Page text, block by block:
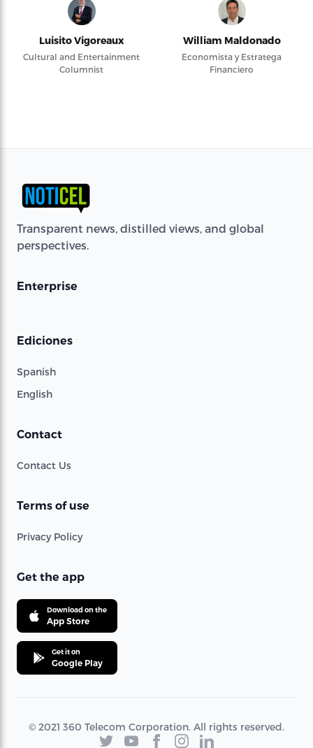
Luisito Vigoreaux
Cultural and Entertainment
Columnist
William Maldonado
Economista y Estratega
Financiero
Transparent news, distilled views, and global
perspectives.
Enterprise
Ediciones
Spanish
English
Contact
Contact Us
Terms of use
Privacy Policy
Get the app
Download on the
App Store
Get it on
Google Play
© 2021 360 Telecom Corporation. All rights reserved.